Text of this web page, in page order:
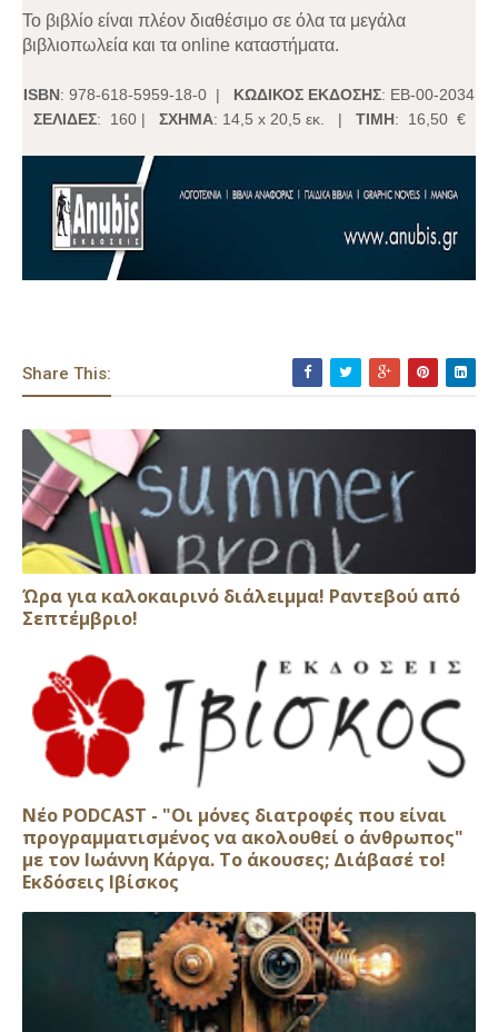
Το βιβλίο είναι πλέον διαθέσιμο σε όλα τα μεγάλα
βιβλιοπωλεία και τα online καταστήματα.
ISBN: 978-618-5959-18-0 | ΚΩΔΙΚΟΣ ΕΚΔΟΣΗΣ: ΕΒ-00-2034
ΣΕΛΙΔΕΣ: 160 | ΣΧΗΜΑ: 14,5 x 20,5 εκ. | ΤΙΜΗ: 16,50 €
Share This:
Ώρα για καλοκαιρινό διάλειμμα! Ραντεβού από
Σεπτέμβριο!
Νέο PODCAST - "Οι μόνες διατροφές που είναι
προγραμματισμένος να ακολουθεί ο άνθρωπος"
με τον Ιωάννη Κάργα. Το άκουσες; Διάβασέ το!
Εκδόσεις Ιβίσκος